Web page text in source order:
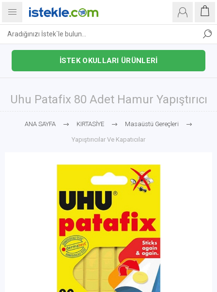
İSTEK OKULLARI ÜRÜNLERİ
Uhu Patafix 80 Adet Hamur Yapıştırıcı
ANA SAYFA KIRTASİYE Masaüstü Gereçleri
Yapıştırıcılar Ve Kapatıcılar